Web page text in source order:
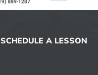
SCHEDULE A LESSON